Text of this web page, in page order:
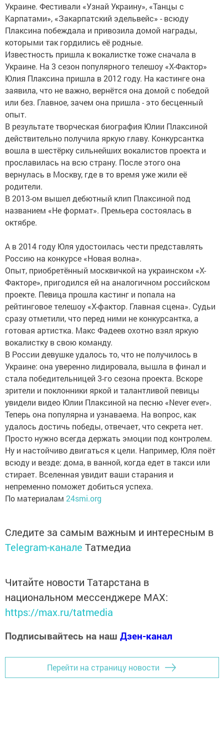
Украине. Фестивали «Узнай Украину», «Танцы с
Карпатами», «Закарпатский эдельвейс» - всюду
Плаксина побеждала и привозила домой награды,
которыми так гордились её родные.
Известность пришла к вокалистке тоже сначала в
Украине. На 3 сезон популярного телешоу «Х-Фактор»
Юлия Плаксина пришла в 2012 году. На кастинге она
заявила, что не важно, вернётся она домой с победой
или без. Главное, зачем она пришла - это бесценный
опыт.
В результате творческая биография Юлии Плаксиной
действительно получила яркую главу. Конкурсантка
вошла в шестёрку сильнейших вокалистов проекта и
прославилась на всю страну. После этого она
вернулась в Москву, где в то время уже жили её
родители.
В 2013-ом вышел дебютный клип Плаксиной под
названием «Не формат». Премьера состоялась в
октябре.
А в 2014 году Юля удостоилась чести представлять
Россию на конкурсе «Новая волна».
Опыт, приобретённый москвичкой на украинском «Х-
Факторе», пригодился ей на аналогичном российском
проекте. Певица прошла кастинг и попала на
рейтинговое телешоу «Х-фактор. Главная сцена». Судьи
сразу отметили, что перед ними не конкурсантка, а
готовая артистка. Макс Фадеев охотно взял яркую
вокалистку в свою команду.
В России девушке удалось то, что не получилось в
Украине: она уверенно лидировала, вышла в финал и
стала победительницей 3-го сезона проекта. Вскоре
зрители и поклонники яркой и талантливой певицы
увидели видео Юлии Плаксиной на песню «Never ever».
Теперь она популярна и узнаваема. На вопрос, как
удалось достичь победы, отвечает, что секрета нет.
Просто нужно всегда держать эмоции под контролем.
Ну и настойчиво двигаться к цели. Например, Юля поёт
всюду и везде: дома, в ванной, когда едет в такси или
стирает. Вселенная увидит ваши старания и
непременно поможет добиться успеха.
По материалам 24smi.org
Следите за самым важным и интересным в
Telegram-канале Татмедиа
Читайте новости Татарстана в
национальном мессенджере MАХ:
https://max.ru/tatmedia
Подписывайтесь на наш Дзен-канал
Перейти на страницу новости